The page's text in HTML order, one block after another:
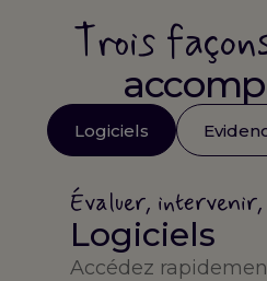
Trois
Logiciels
Évaluer,
Logiciels
Accédez